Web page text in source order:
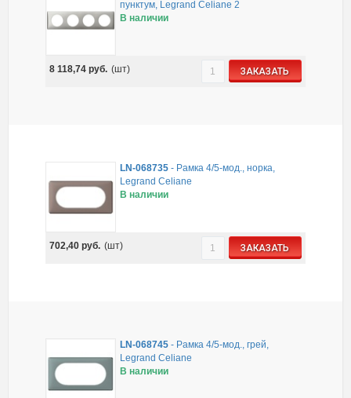
пунктум, Legrand Celiane 2
В наличии
8 118,74руб. (шт) ЗАКАЗАТЬ
LN-068735 - Рамка 4/5-мод., норка,
Legrand Celiane
В наличии
702,40руб. (шт) ЗАКАЗАТЬ
LN-068745 - Рамка 4/5-мод., грей,
Legrand Celiane
В наличии